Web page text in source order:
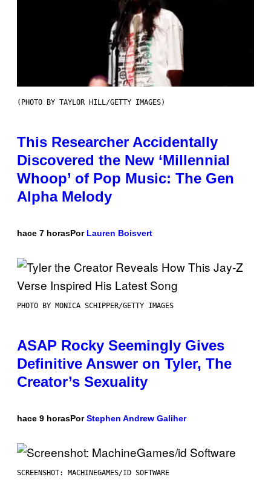
(PHOTO BY TAYLOR HILL/GETTY IMAGES)
This Researcher Accidentally
Discovered the New ‘Millennial
Whoop’ of Pop Music: The Gen
Alpha Melody
hace 7 horasPor Lauren Boisvert
PHOTO BY MONICA SCHIPPER/GETTY IMAGES
ASAP Rocky Seemingly Gives
Definitive Answer on Tyler, The
Creator’s Sexuality
hace 9 horasPorStephen Andrew Galiher
SCREENSHOT: MACHINEGAMES/ID SOFTWARE